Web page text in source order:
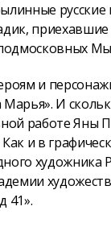
русские
приехавшие
и
И
работе Яны
и в
художника
41».